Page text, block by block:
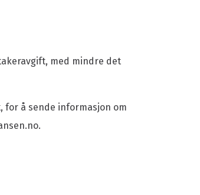
med mindre det
for å sende informasjon om